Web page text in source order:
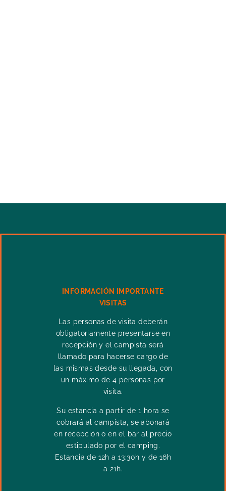
INFORMACIÓN IMPORTANTE
VISITAS
Las personas de visita deberán
obligatoriamente presentarse en
recepción y el campista será
llamado para hacerse cargo de
las mismas desde su llegada, con
un máximo de 4 personas por
visita.
Su estancia a partir de 1 hora se
cobrará al campista, se abonará
en recepción o en el bar al precio
estipulado por el camping.
Estancia de 12h a 13:30h y de 16h
a 21h.